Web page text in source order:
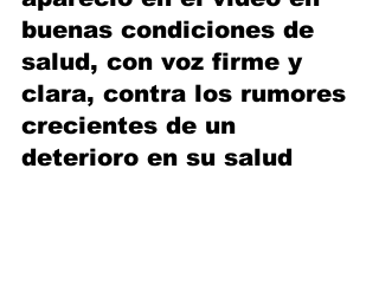
buenas condiciones de
salud, con voz firme y
clara, contra los rumores
crecientes de un
deterioro en su salud